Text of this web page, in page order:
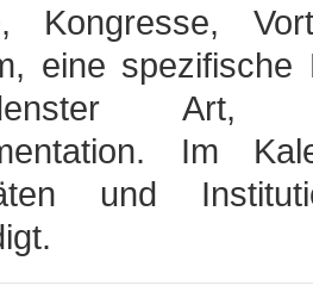
Kongresse,
eine spezifische
Art,
Im
und